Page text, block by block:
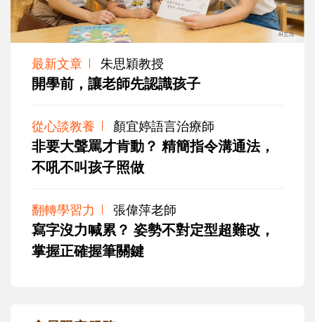
最新文章 朱思穎教授
開學前，讓老師先認識孩子
從心談教養 顏宜婷語言治療師
非要大聲罵才肯動？ 精簡指令溝通法，
不吼不叫孩子照做
翻轉學習力 張偉萍老師
寫字沒力喊累？ 姿勢不對定型超難改，
掌握正確握筆關鍵